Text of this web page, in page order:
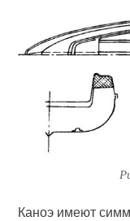
Каноэ имеют